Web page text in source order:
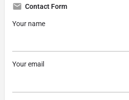
Contact Form
Your name
Your email